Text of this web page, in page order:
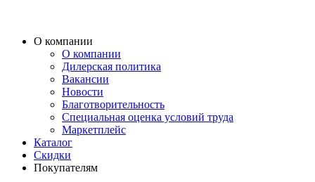
О компании
О компании
Дилерская политика
Вакансии
Новости
Благотворительность
Специальная оценка условий труда
Маркетплейс
Каталог
Скидки
Покупателям